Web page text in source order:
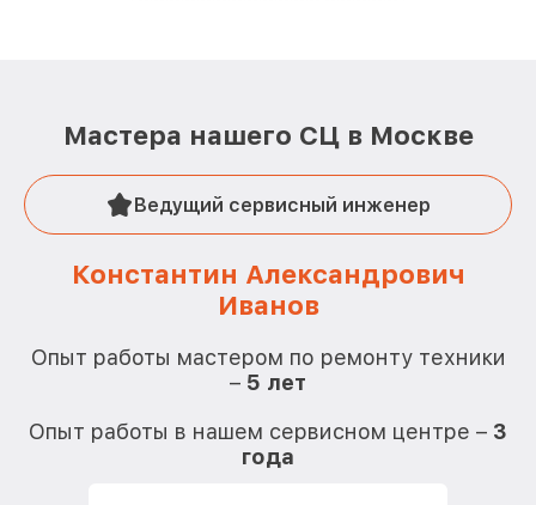
Мастера нашего СЦ в Москве
Ведущий сервисный инженер
Константин Александрович
Иванов
Опыт работы мастером по ремонту техники
– 5 лет
Опыт работы в нашем сервисном центре – 3
года